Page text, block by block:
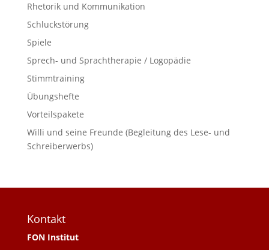
Rhetorik und Kommunikation
Schluckstörung
Spiele
Sprech- und Sprachtherapie / Logopädie
Stimmtraining
Übungshefte
Vorteilspakete
Willi und seine Freunde (Begleitung des Lese- und
Schreiberwerbs)
Kontakt
FON Institut